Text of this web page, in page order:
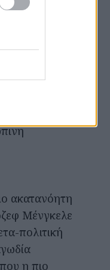
αναλαμβάνει
του Θανάτου»
όμως το
τρένου:
ακατανόητη
Μένγκελε
πολιτική
η πιο